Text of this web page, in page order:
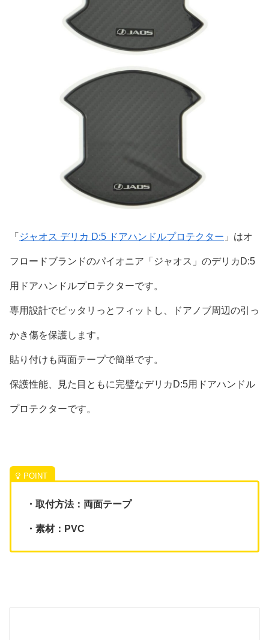
「 ジャオス デリカ D:5 ドアハンドルプロテクター 」はオ
フロードブランドのパイオニア「ジャオス」のデリカD:5
用ドアハンドルプロテクターです。
専用設計でピッタリっとフィットし、ドアノブ周辺の引っ
かき傷を保護します。
貼り付けも両面テープで簡単です。
保護性能、見た目ともに完璧なデリカD:5用ドアハンドル
プロテクターです。
・取付方法：両面テープ
・素材：PVC